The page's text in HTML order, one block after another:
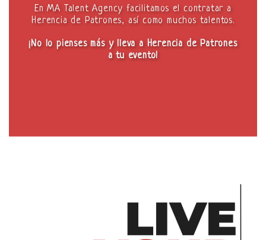
En MA Talent Agency facilitamos el contratar a
Herencia de Patrones, así como muchos talentos.
¡No lo pienses más y lleva a Herencia de Patrones
a tu evento!